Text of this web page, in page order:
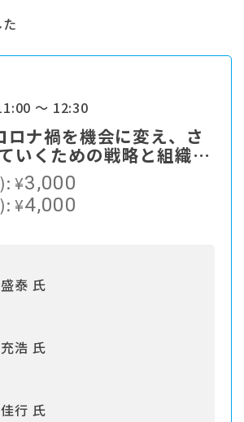
～ 12:30
ロナ禍を機会に変え、さ
いくための戦略と組織づ
¥3,000
¥4,000
泰 氏
浩 氏
行 氏